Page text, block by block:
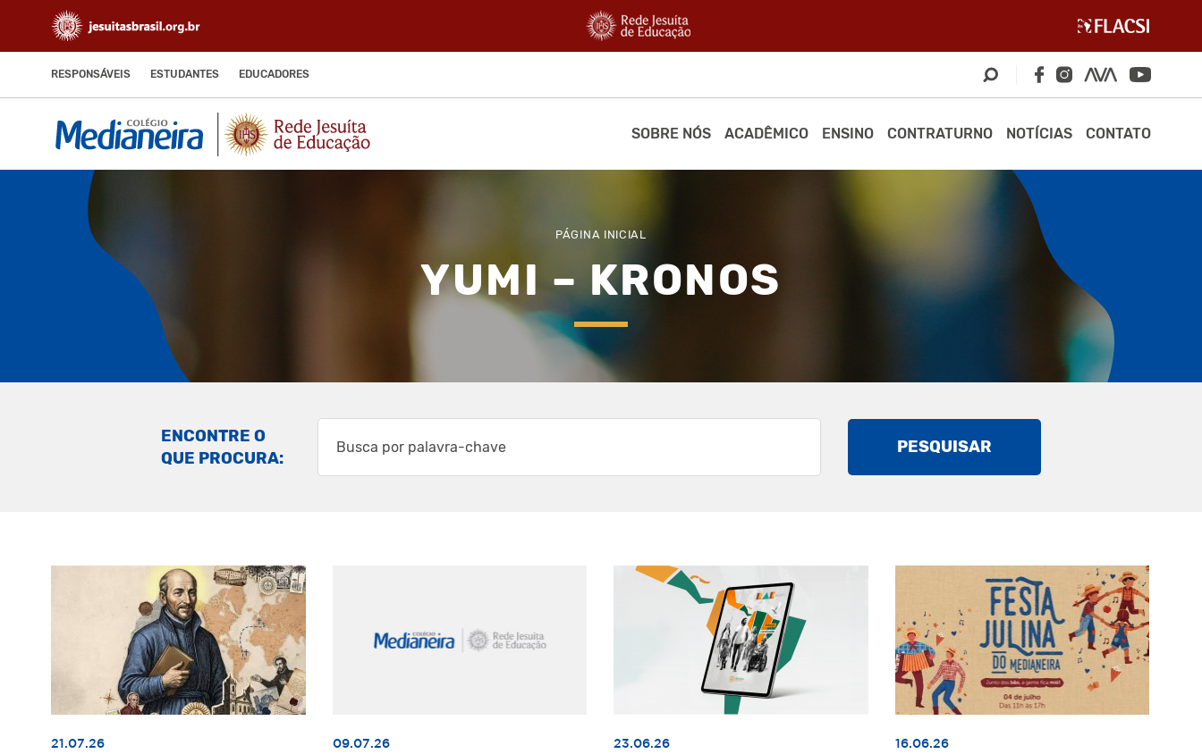
RESPONSÁVEIS ESTUDANTES EDUCADORES
SOBRE NÓS ACADÊMICO ENSINO CONTRATURNO NOTÍCIAS CONTATO
PÁGINA INICIAL
YUMI – KRONOS
ENCONTRE O
QUE PROCURA:
PESQUISAR
21.07.26 09.07.26 23.06.26 16.06.26